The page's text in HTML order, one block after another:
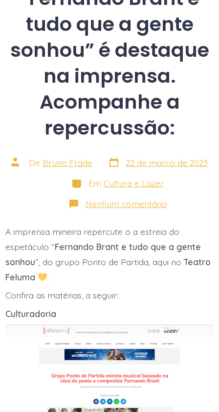
tudo que a gente
sonhou” é destaque
na imprensa.
Acompanhe a
repercussão:
Autor
do
De Bruno Frade Data
do
22 de março de 2023
Categorias
Em Cultura e Lazer
Nenhum comentárioem
Espetáculo
Brant
e
tudo
que
a
a
repercussão:
A imprensa mineira repercute o a estreia do
espetáculo “Fernando Brant e tudo que a gente
sonhou”, do grupo Ponto de Partida, aqui noTeatro
Feluma
.
Confira as matérias, a seguir:
Culturadoria